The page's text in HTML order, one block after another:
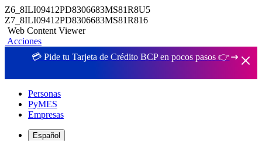
Z6_8ILI09412PD8306683MS81R8U5
Z7_8ILI09412PD8306683MS81R816
Web Content Viewer
Acciones
💳 Pide tu Tarjeta de Crédito BCP en pocos pasos 👉
Personas
PyMES
Empresas
Español